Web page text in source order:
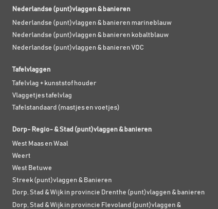
Nederlandse (punt)vlaggen & banieren
Nederlandse (punt)vlaggen & banieren marineblauw
Nederlandse (punt)vlaggen & banieren kobaltblauw
Nederlandse (punt)vlaggen & banieren VOC
Tafelvlaggen
Tafelvlag + kunststof houder
Vlaggetjes tafelvlag
Tafelstandaard (mastjes en voetjes)
Dorp- Regio- & Stad (punt)vlaggen & banieren
West Maas en Waal
Weert
West Betuwe
Streek (punt)vlaggen & Banieren
Dorp, Stad & Wijk in provincie Drenthe (punt)vlaggen & banieren
Dorp, Stad & Wijk in provincie Flevoland (punt)vlaggen &